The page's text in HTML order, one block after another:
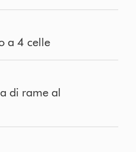
a 4 celle
di rame al